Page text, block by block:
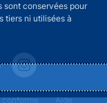
sont conservées pour
tiers ni utilisées à
Aide